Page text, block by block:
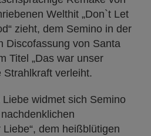
Welthit „Don`t Let
zieht, dem Semino in der
Discofassung von Santa
Titel „Das war unser
Strahlkraft verleiht.
widmet sich Semino
dem heißblütigen